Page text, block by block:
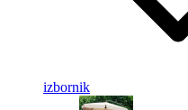
izbornik